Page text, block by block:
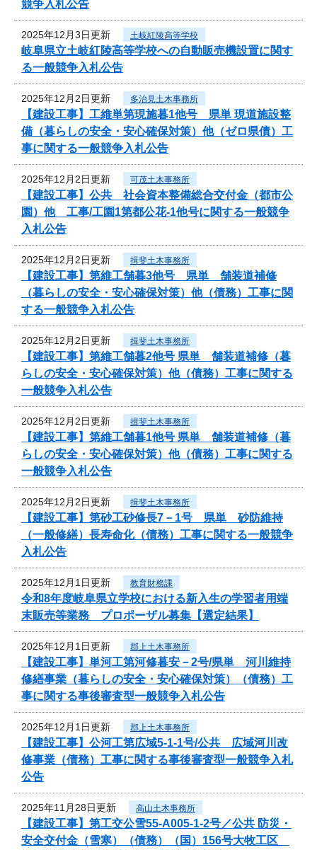
競争入札公告
2025年12月3日更新 土岐紅陵高等学校
岐阜県立土岐紅陵高等学校への自動販売機設置に関す
る一般競争入札公告
2025年12月2日更新 多治見土木事務所
【建設工事】工維単第現施暮1他号 県単 現道施設整
備（暮らしの安全・安心確保対策）他（ゼロ県債）工
事に関する一般競争入札公告
2025年12月2日更新 可茂土木事務所
【建設工事】公共 社会資本整備総合交付金（都市公
園）他 工事/工園1第都公花-1他号に関する一般競争
入札公告
2025年12月2日更新 揖斐土木事務所
【建設工事】第維工舗暮3他号 県単 舗装道補修
（暮らしの安全・安心確保対策）他（債務）工事に関
する一般競争入札公告
2025年12月2日更新 揖斐土木事務所
【建設工事】第維工舗暮2他号 県単 舗装道補修（暮
らしの安全・安心確保対策）他（債務）工事に関する
一般競争入札公告
2025年12月2日更新 揖斐土木事務所
【建設工事】第維工舗暮1他号 県単 舗装道補修（暮
らしの安全・安心確保対策）他（債務）工事に関する
一般競争入札公告
2025年12月2日更新 揖斐土木事務所
【建設工事】第砂工砂修長7－1号 県単 砂防維持
（一般修繕）長寿命化（債務）工事に関する一般競争
入札公告
2025年12月1日更新 教育財務課
令和8年度岐阜県立学校における新入生の学習者用端
末販売等業務 プロポーザル募集【選定結果】
2025年12月1日更新 郡上土木事務所
【建設工事】単河工第河修暮安－2号/県単 河川維持
修繕事業（暮らしの安全・安心確保対策）（債務）工
事に関する事後審査型一般競争入札公告
2025年12月1日更新 郡上土木事務所
【建設工事】公河工第広域5-1-1号/公共 広域河川改
修事業（債務）工事に関する事後審査型一般競争入札
公告
2025年11月28日更新 高山土木事務所
【建設工事】第工交公雪55-A005-1-2号／公共 防災・
安全交付金（雪寒）（債務）（国）156号大牧工区